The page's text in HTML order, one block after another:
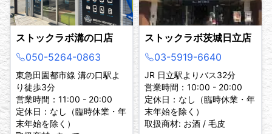
ストックラボ溝の口店
050-5264-0863
東急田園都市線 溝の口駅よ
り徒歩3分
営業時間：11:00 - 20:00
定休日：なし（臨時休業・年
末年始を除く）
ストックラボ茨城日立店
03-5919-6640
JR 日立駅よりバス32分
営業時間：10:00 - 20:00
定休日：なし（臨時休業・年
末年始を除く）
取扱商材: お酒 / 毛皮